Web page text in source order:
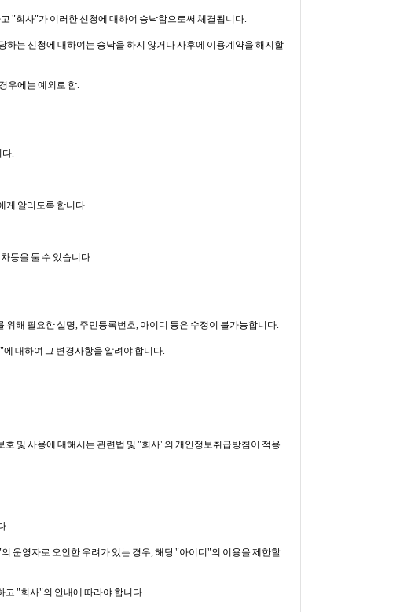
"회사"가 이러한 신청에 대하여 승낙함으로써 체결됩니다.
는 신청에 대하여는 승낙을 하지 않거나 사후에 이용계약을 해지할
우에는 예외로 함.
.
게 알리도록 합니다.
등을 둘 수 있습니다.
해 필요한 실명, 주민등록번호, 아이디 등은 수정이 불가능합니다.
대하여 그 변경사항을 알려야 합니다.
및 사용에 대해서는 관련법 및 "회사"의 개인정보취급방침이 적용
.
운영자로 오인한 우려가 있는 경우, 해당 "아이디"의 이용을 제한할
"회사"의 안내에 따라야 합니다.